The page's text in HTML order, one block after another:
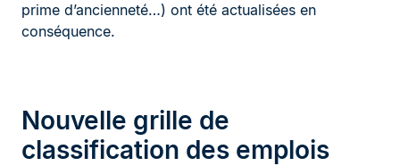
prime d’ancienneté…) ont été actualisées en
conséquence.
Nouvelle grille de
classification des emplois